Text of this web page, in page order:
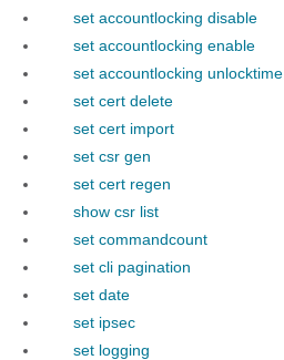
set accountlocking disable
set accountlocking enable
set accountlocking unlocktime
set cert delete
set cert import
set csr gen
set cert regen
show csr list
set commandcount
set cli pagination
set date
set ipsec
set logging